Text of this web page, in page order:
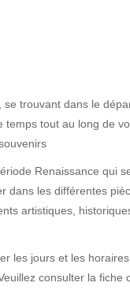
trouvant dans le
temps tout au long de
Renaissance qui
dans les différentes
artistiques,
les jours et les
consulter la fiche